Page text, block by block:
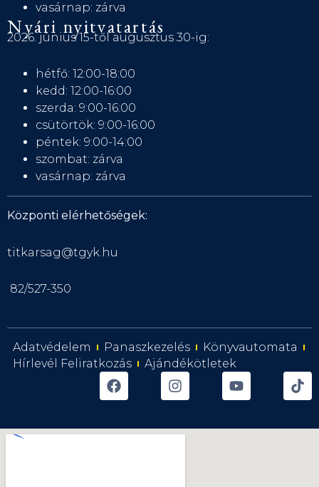
vasárnap: zárva
Nyári nyitvatartás
2026. június 15-től augusztus 30-ig:
hétfő: 12:00-18:00
kedd: 12:00-16:00
szerda: 9:00-16:00
csütörtök: 9:00-16:00
péntek: 9:00-14:00
szombat: zárva
vasárnap: zárva
Központi elérhetőségek:
titkarsag@tgyk.hu
82/527-350
Adatvédelem Panaszkezelés
Könyvautomata
Hírlevél Feliratkozás
Ajándékötletek